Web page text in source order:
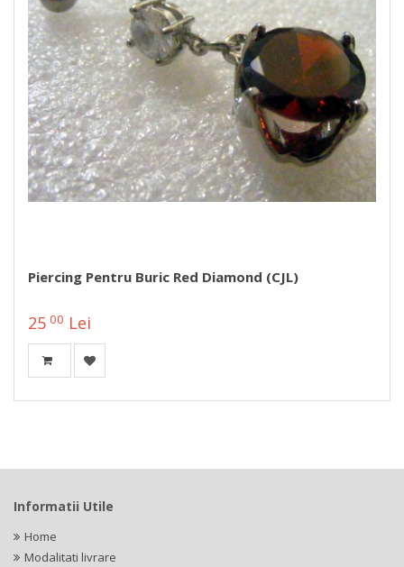
Piercing Pentru Buric Red Diamond (CJL)
25 00 Lei
Informatii Utile
Home
Modalitati livrare